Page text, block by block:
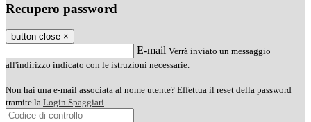
Recupero password
button close ×
E-mail Verrà inviato un messaggio
all'indirizzo indicato con le istruzioni necessarie.
Non hai una e-mail associata al nome utente? Effettua il reset della password
tramite la Login Spaggiari